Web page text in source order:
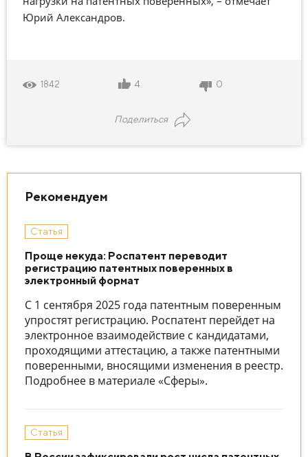
Юрий Александров.
1842 4 0
Поделиться
Рекомендуем
Статья
Проще некуда: Роспатент переводит
регистрацию патентных поверенных в
электронный формат
С 1 сентября 2025 года патентным поверенным
упростят регистрацию. Роспатент перейдет на
электронное взаимодействие с кандидатами,
проходящими аттестацию, а также патентными
поверенными, вносящими изменения в реестр.
Подробнее в материале «Сферы».
Статья